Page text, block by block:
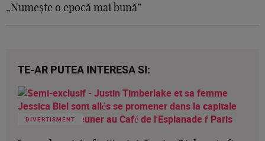
„Numește o epocă mai bună”
TE-AR PUTEA INTERESA SI:
DIVERTISMENT